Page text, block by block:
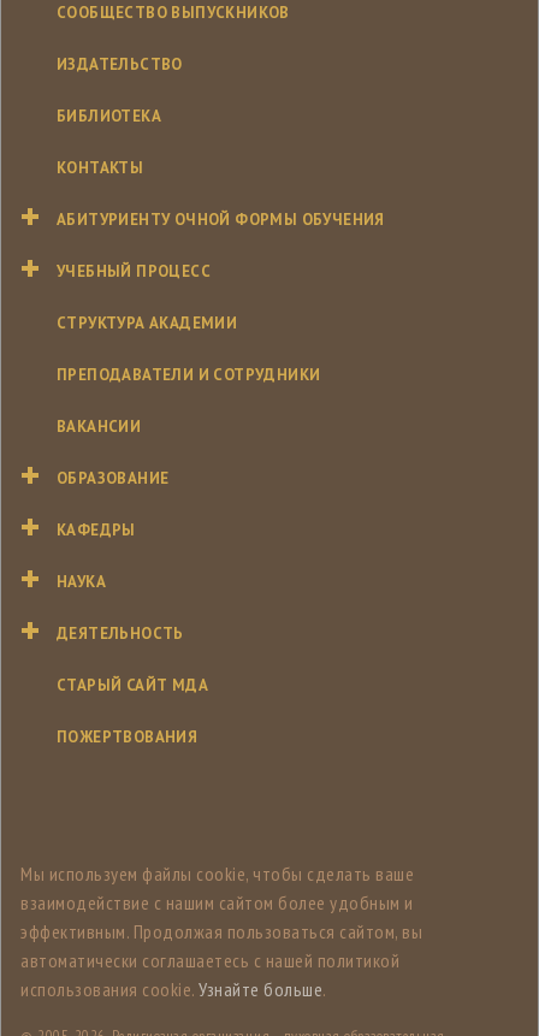
СООБЩЕСТВО ВЫПУСКНИКОВ
ИЗДАТЕЛЬСТВО
БИБЛИОТЕКА
КОНТАКТЫ
АБИТУРИЕНТУ ОЧНОЙ ФОРМЫ ОБУЧЕНИЯ
УЧЕБНЫЙ ПРОЦЕСС
СТРУКТУРА АКАДЕМИИ
ПРЕПОДАВАТЕЛИ И СОТРУДНИКИ
ВАКАНСИИ
ОБРАЗОВАНИЕ
КАФЕДРЫ
НАУКА
ДЕЯТЕЛЬНОСТЬ
СТАРЫЙ САЙТ МДА
ПОЖЕРТВОВАНИЯ
Мы используем файлы cookie, чтобы сделать ваше
взаимодействие с нашим сайтом более удобным и
эффективным. Продолжая пользоваться сайтом, вы
автоматически соглашаетесь с нашей политикой
использования cookie. Узнайте больше.